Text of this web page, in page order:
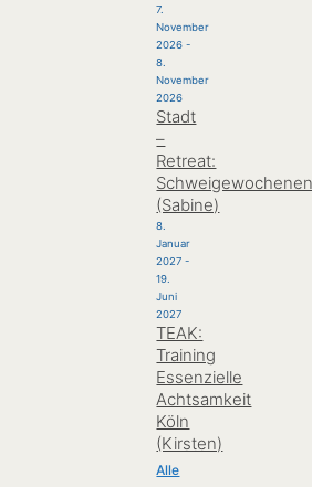
7.
November
2026 -
8.
November
2026
Stadt
–
Retreat:
(Sabine)
8.
Januar
2027 -
19.
Juni
2027
TEAK:
Training
Essenzielle
Achtsamkeit
Köln
(Kirsten)